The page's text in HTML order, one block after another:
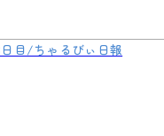
目/ちゃるびぃ日報